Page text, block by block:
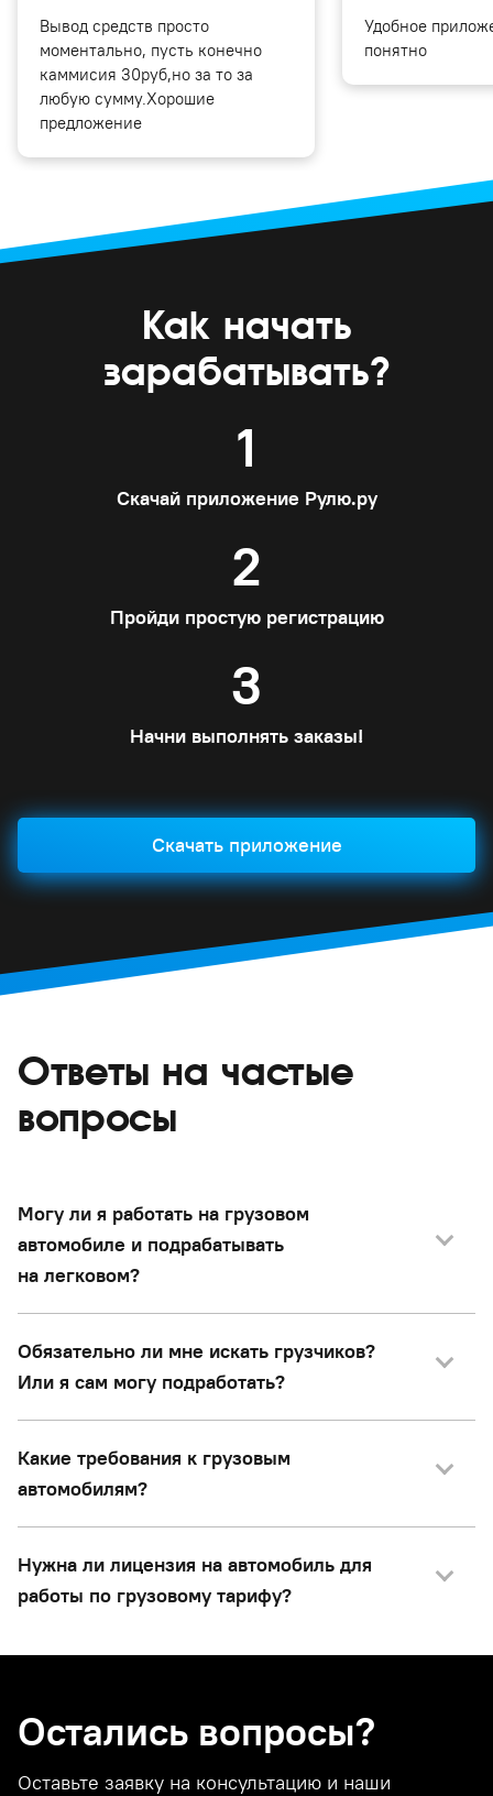
Вывод средств просто
моментально, пусть конечно
каммисия 30руб,но за то за
любую сумму.Хорошие
предложение
Удобное
понятно
Как начать
зарабатывать?
1
Скачай приложение Рулю.ру
2
Пройди простую регистрацию
3
Начни выполнять заказы!
Скачать приложение
Ответы на частые
вопросы
Могу ли я работать на грузовом
автомобиле и подрабатывать
на легковом?
Обязательно ли мне искать грузчиков?
Или я сам могу подработать?
Какие требования к грузовым
автомобилям?
Нужна ли лицензия на автомобиль для
работы по грузовому тарифу?
Остались вопросы?
Оставьте заявку на консультацию и наши